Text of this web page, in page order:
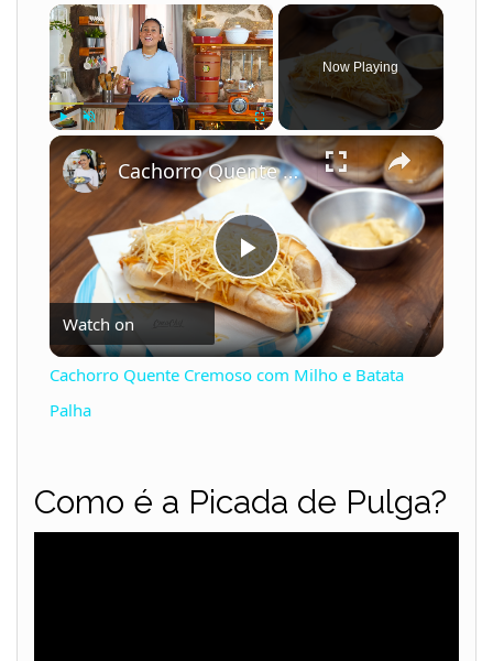
×
Now Playing
×
P
l
V
Cachorro Quente Cremoso com Milho e Batata Palha
Watch on
Cachorro Quente Cremoso com Milho e Batata
Palha
Como é a Picada de Pulga?